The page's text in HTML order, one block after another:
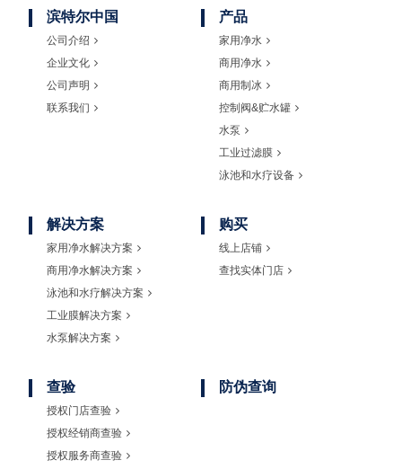
滨特尔中国
公司介绍
企业文化
公司声明
联系我们
产品
家用净水
商用净水
商用制冰
控制阀&贮水罐
水泵
工业过滤膜
泳池和水疗设备
解决方案
家用净水解决方案
商用净水解决方案
泳池和水疗解决方案
工业膜解决方案
水泵解决方案
购买
线上店铺
查找实体门店
查验
授权门店查验
授权经销商查验
授权服务商查验
防伪查询